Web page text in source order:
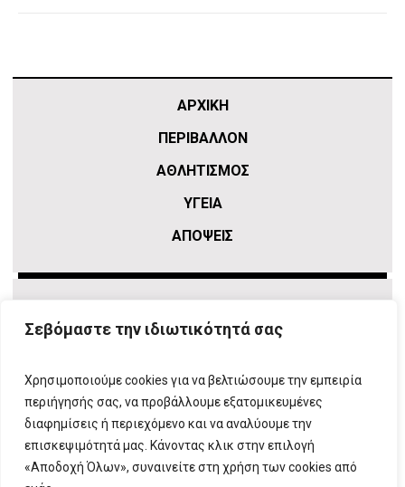
Σεβόμαστε την ιδιωτικότητά σας
Χρησιμοποιούμε cookies για να βελτιώσουμε την εμπειρία
περιήγησής σας, να προβάλλουμε εξατομικευμένες
διαφημίσεις ή περιεχόμενο και να αναλύουμε την
επισκεψιμότητά μας. Κάνοντας κλικ στην επιλογή
«Αποδοχή Όλων», συναινείτε στη χρήση των cookies από
ΑΡΧΙΚΗ
ΠΕΡΙΒΑΛΛΟΝ
ΑΘΛΗΤΙΣΜΌΣ
ΥΓΕΙΑ
ΑΠΟΨΕΙΣ
T: 210 666 3993 E: info@attikovima.gr
ΠΛΗΡΟΦΟΡΙΕΣ
ΦΟΡΜΑ ΕΠΙΚΟΙΝΩΝΙΑΣ